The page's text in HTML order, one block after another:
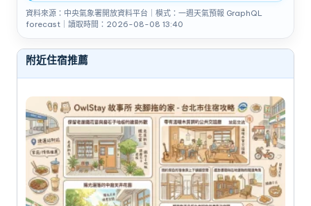
資料來源：中央氣象署開放資料平台｜模式：一週天氣預報 GraphQL
forecast｜讀取時間：2026-08-08 13:40
附近住宿推薦